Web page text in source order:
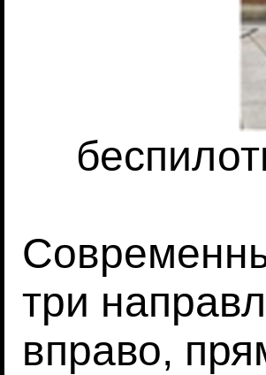
три
вправо,